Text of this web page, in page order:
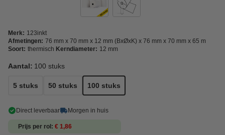
Merk: 123inkt
Afmetingen: 76 mm x 70 mm x 12 mm (BxØxK) x 76 mm x 70 mm x 65 m
Soort: thermisch Kerndiameter: 12 mm
Aantal: 100 stuks
5 stuks 50 stuks 100 stuks
Direct leverbaar Morgen in huis
Prijs per rol € 1,86